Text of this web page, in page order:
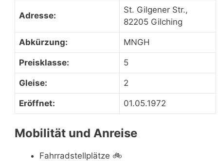
Adresse:
St. Gilgener Str.,
82205 Gilching
Abkürzung: MNGH
Preisklasse: 5
Gleise: 2
Eröffnet: 01.05.1972
Mobilität und Anreise
Fahrradstellplätze 🚲